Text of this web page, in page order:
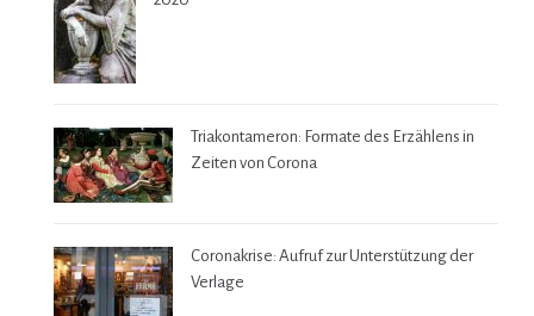
Triakontameron: Formate des Erzählens in
Zeiten von Corona
Coronakrise: Aufruf zur Unterstützung der
Verlage